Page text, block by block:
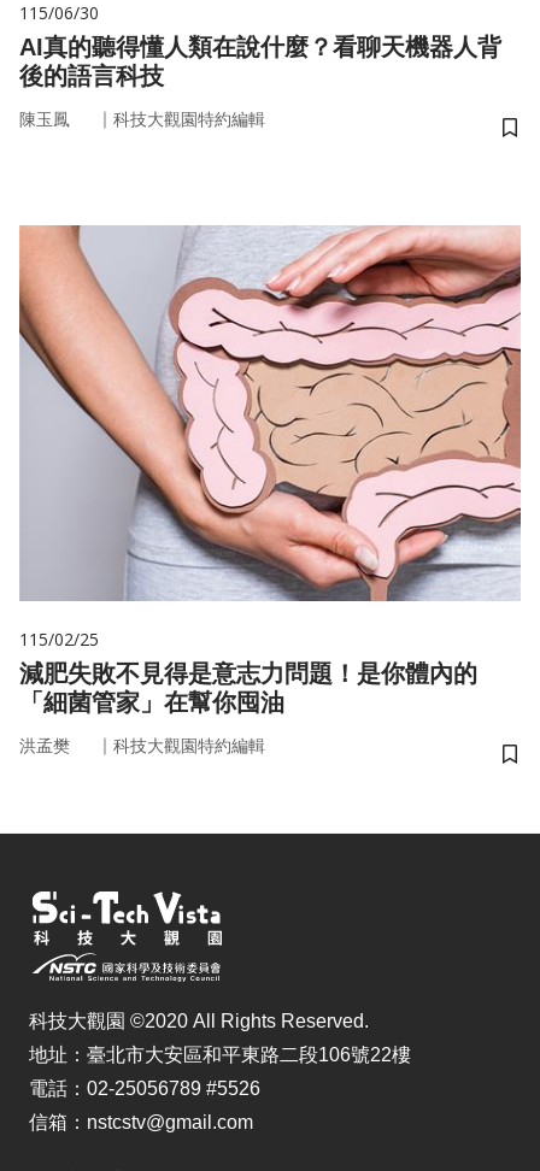
115/06/30
AI真的聽得懂人類在說什麼？看聊天機器人背
後的語言科技
陳玉鳳 ｜ 科技大觀園特約編輯
儲
115/02/25
減肥失敗不見得是意志力問題！是你體內的
「細菌管家」在幫你囤油
洪孟樊 ｜ 科技大觀園特約編輯
儲
科技大觀園 ©2020 All Rights Reserved.
地址：臺北市大安區和平東路二段106號22樓
電話：02-25056789 #5526
信箱：nstcstv@gmail.com